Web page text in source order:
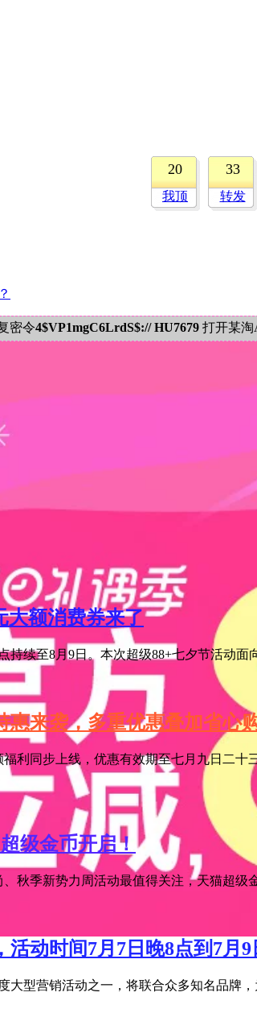
20
我顶
33
转发
密令4$VP1mgC6LrdS$:// HU7679 打开某淘
大额消费券来了
持续至8月9日。本次超级88+七夕节活动
惠来袭，多重优惠叠加省心
利同步上线，优惠有效期至七月九日二
级金币开启！
秋季新势力周活动最值得关注，天猫超级
动时间7月7日晚8点到7月9
大型营销活动之一，将联合众多知名品